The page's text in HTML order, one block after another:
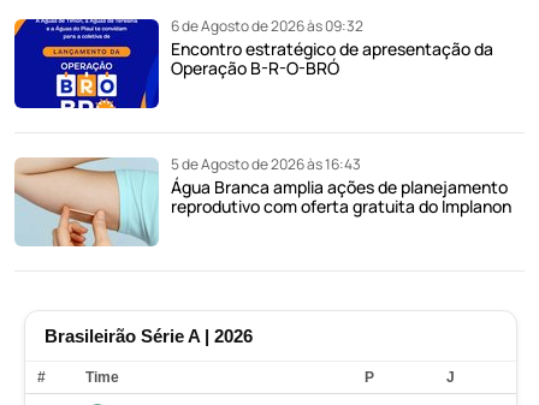
6 de Agosto de 2026 às 09:32
Encontro estratégico de apresentação da
Operação B-R-O-BRÓ
5 de Agosto de 2026 às 16:43
Água Branca amplia ações de planejamento
reprodutivo com oferta gratuita do Implanon